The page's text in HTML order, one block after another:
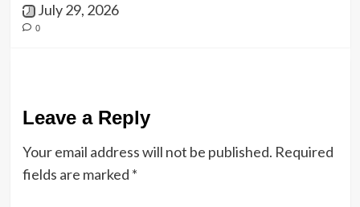
July 29, 2026
0
Leave a Reply
Your email address will not be published. Required
fields are marked *